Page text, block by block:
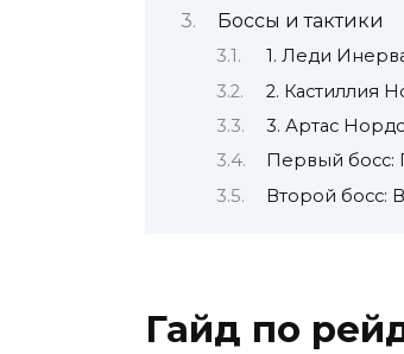
Боссы и тактики
1. Леди
2. Кастиллия
3. Артас
Первый босс:
Второй босс:
Гайд по